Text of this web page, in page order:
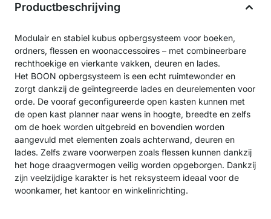
Productbeschrijving
Modulair en stabiel kubus opbergsysteem voor boeken,
ordners, flessen en woonaccessoires – met combineerbare
rechthoekige en vierkante vakken, deuren en lades.
Het BOON opbergsysteem is een echt ruimtewonder en
zorgt dankzij de geïntegreerde lades en deurelementen voor
orde. De vooraf geconfigureerde open kasten kunnen met
de open kast planner naar wens in hoogte, breedte en zelfs
om de hoek worden uitgebreid en bovendien worden
aangevuld met elementen zoals achterwand, deuren en
lades. Zelfs zware voorwerpen zoals flessen kunnen dankzij
het hoge draagvermogen veilig worden opgeborgen. Dankzij
zijn veelzijdige karakter is het reksysteem ideaal voor de
woonkamer, het kantoor en winkelinrichting.